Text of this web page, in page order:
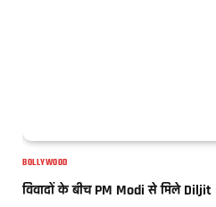
BOLLYWOOD
विवादों के बीच PM Modi से मिले Diljit